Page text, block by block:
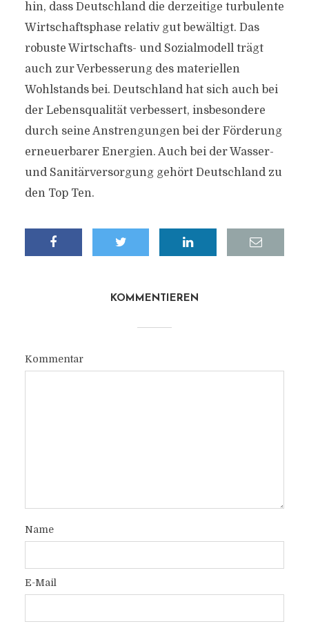
hin, dass Deutschland die derzeitige turbulente
Wirtschaftsphase relativ gut bewältigt. Das
robuste Wirtschafts- und Sozialmodell trägt
auch zur Verbesserung des materiellen
Wohlstands bei. Deutschland hat sich auch bei
der Lebensqualität verbessert, insbesondere
durch seine Anstrengungen bei der Förderung
erneuerbarer Energien. Auch bei der Wasser-
und Sanitärversorgung gehört Deutschland zu
den Top Ten.
KOMMENTIEREN
Kommentar
Name
E-Mail